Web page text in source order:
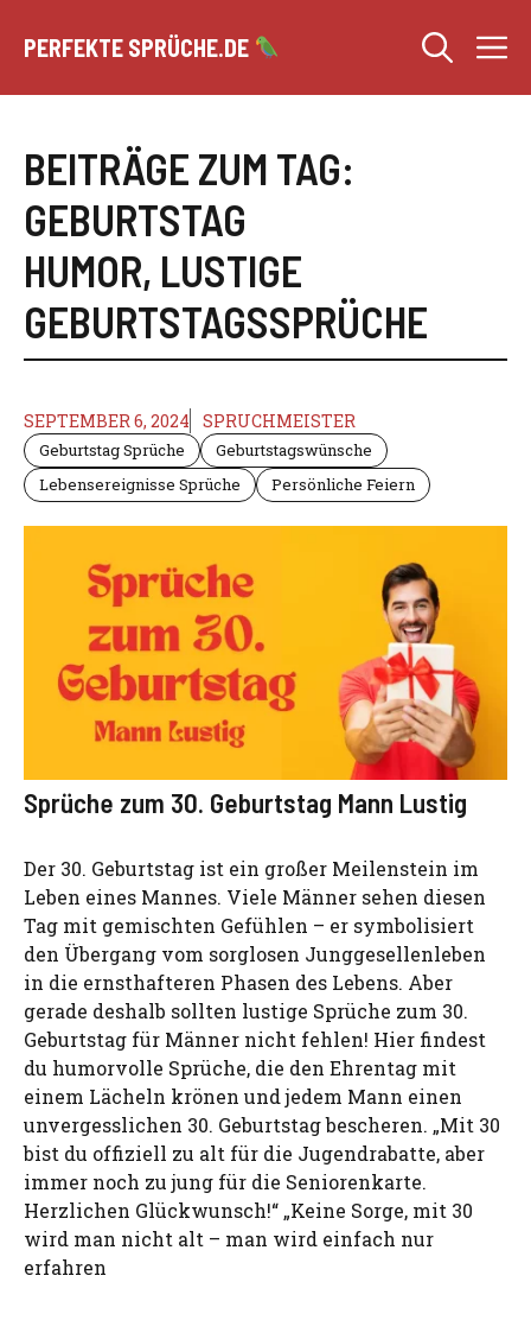
Inhalt
PERFEKTE SPRÜCHE.DE
BEITRÄGE ZUM TAG:
GEBURTSTAG
HUMOR, LUSTIGE
GEBURTSTAGSSPRÜCHE
SEPTEMBER 6, 2024 SPRUCHMEISTER
Geburtstag Sprüche
Geburtstagswünsche
Lebensereignisse Sprüche
Persönliche Feiern
Sprüche zum 30. Geburtstag Mann Lustig
Der 30. Geburtstag ist ein großer Meilenstein im
Leben eines Mannes. Viele Männer sehen diesen
Tag mit gemischten Gefühlen – er symbolisiert
den Übergang vom sorglosen Junggesellenleben
in die ernsthafteren Phasen des Lebens. Aber
gerade deshalb sollten lustige Sprüche zum 30.
Geburtstag für Männer nicht fehlen! Hier findest
du humorvolle Sprüche, die den Ehrentag mit
einem Lächeln krönen und jedem Mann einen
unvergesslichen 30. Geburtstag bescheren. „Mit 30
bist du offiziell zu alt für die Jugendrabatte, aber
immer noch zu jung für die Seniorenkarte.
Herzlichen Glückwunsch!“ „Keine Sorge, mit 30
wird man nicht alt – man wird einfach nur
erfahren